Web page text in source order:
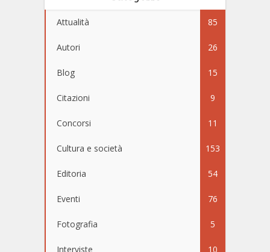
Attualità 85
Autori 26
Blog 15
Citazioni 9
Concorsi 11
Cultura e società 153
Editoria 54
Eventi 76
Fotografia 5
Interviste 10